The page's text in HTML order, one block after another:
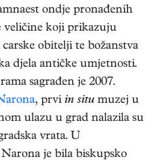
ondje pronađenih
koji prikazuju
obitelji te božanstva
djela antičke umjetnosti.
sagrađen je 2007.
, prvi in situ muzej u
ulazu u grad nalazila su
vrata. U
je bila biskupsko